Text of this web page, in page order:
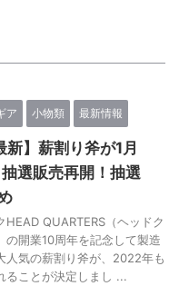
ア 小物類 最新情報
新】薪割り斧が1月
選販売再開！抽選
HEAD QUARTERS（ヘッドク
の開業10周年を記念して製造
人気の薪割り斧が、2022年も
ることが決定しまし ...